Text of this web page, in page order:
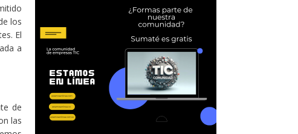
los
El
a
de
las